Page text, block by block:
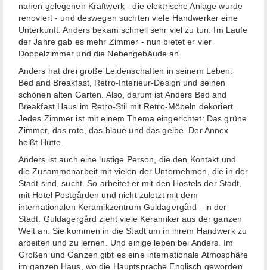
nahen gelegenen Kraftwerk - die elektrische Anlage wurde
renoviert - und deswegen suchten viele Handwerker eine
Unterkunft. Anders bekam schnell sehr viel zu tun. Im Laufe
der Jahre gab es mehr Zimmer - nun bietet er vier
Doppelzimmer und die Nebengebäude an.
Anders hat drei große Leidenschaften in seinem Leben:
Bed and Breakfast, Retro-Interieur-Design und seinen
schönen alten Garten. Also, darum ist Anders Bed and
Breakfast Haus im Retro-Stil mit Retro-Möbeln dekoriert.
Jedes Zimmer ist mit einem Thema eingerichtet: Das grüne
Zimmer, das rote, das blaue und das gelbe. Der Annex
heißt Hütte.
Anders ist auch eine lustige Person, die den Kontakt und
die Zusammenarbeit mit vielen der Unternehmen, die in der
Stadt sind, sucht. So arbeitet er mit den Hostels der Stadt,
mit Hotel Postgården und nicht zuletzt mit dem
internationalen Keramikzentrum Guldagergård - in der
Stadt. Guldagergård zieht viele Keramiker aus der ganzen
Welt an. Sie kommen in die Stadt um in ihrem Handwerk zu
arbeiten und zu lernen. Und einige leben bei Anders. Im
Großen und Ganzen gibt es eine internationale Atmosphäre
im ganzen Haus, wo die Hauptsprache Englisch geworden